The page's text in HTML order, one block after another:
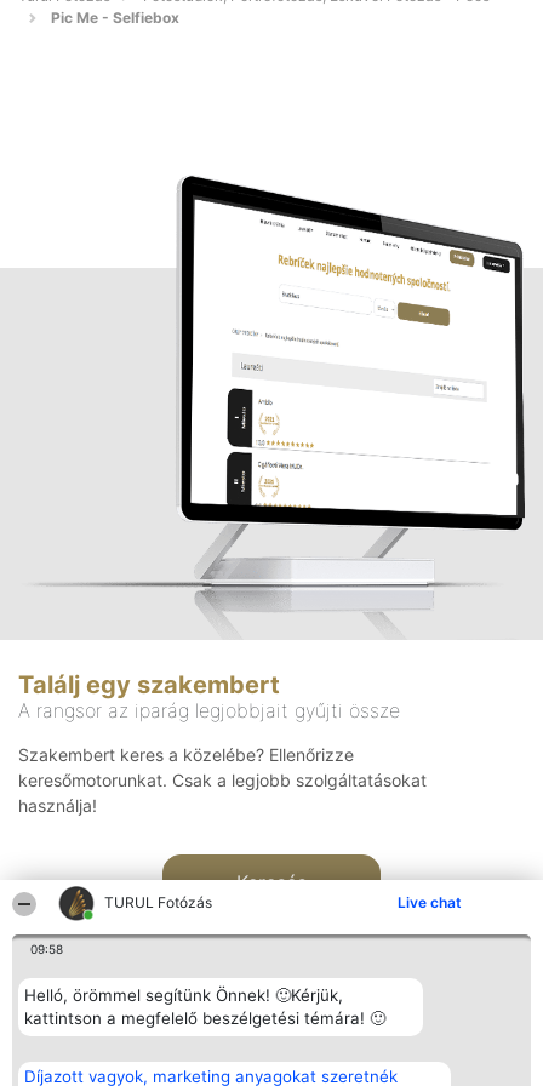
TURUL Fotózás Live chat
09:58
Helló, örömmel segítünk Önnek! 🙂Kérjük,
kattintson a megfelelő beszélgetési témára! 🙂
Díjazott vagyok, marketing anyagokat szeretnék
Pic Me - Selfiebox
Találj egy szakembert
A rangsor az iparág legjobbjait gyűjti össze
Szakembert keres a közelébe? Ellenőrizze
keresőmotorunkat. Csak a legjobb szolgáltatásokat
használja!
Keresés
Rangsorszervező
SC Beautiful Company S.R.L.
Népszavazás
Nyertesek
Elérhetőség
Elérhetőség